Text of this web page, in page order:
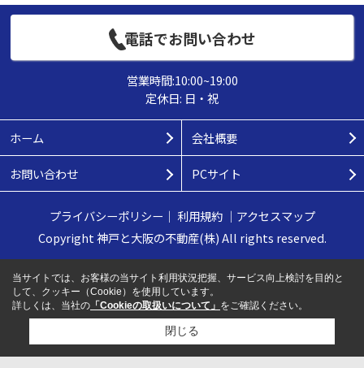
電話でお問い合わせ
営業時間:10:00~19:00
定休日: 日・祝
ホーム 会社概要
お問い合わせ PCサイト
プライバシーポリシー ｜ 利用規約｜ アクセスマップ
Copyright 神戸と大阪の不動産(株) All rights reserved.
当サイトでは、お客様の当サイト利用状況把握、サービス向上検討を目的と
して、クッキー（Cookie）を使用しています。
詳しくは、当社の 「Cookieの取扱いについて」 をご確認ください。
閉じる